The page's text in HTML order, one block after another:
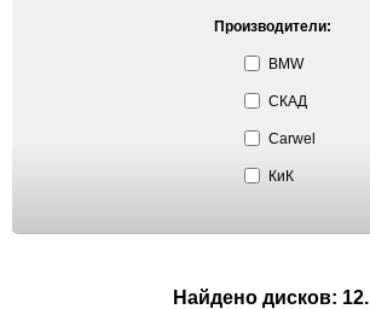
Производители:
BMW
СКАД
Carwel
КиК
Найдено дисков: 12.